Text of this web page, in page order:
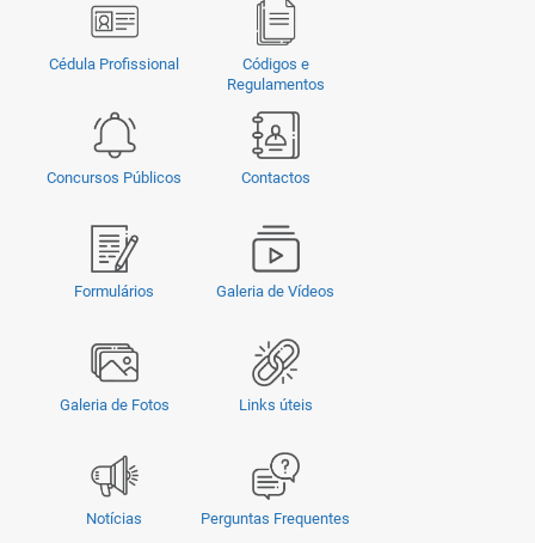
Cédula Profissional
Códigos e
Regulamentos
Concursos Públicos Contactos
Formulários Galeria de Vídeos
Galeria de Fotos Links úteis
Notícias Perguntas Frequentes